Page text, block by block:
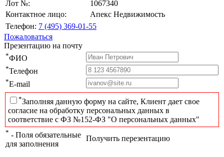
Лот №:
1067340
Контактное лицо:
Апекс Недвижимость
Телефон: 7 (495) 369-01-55
Пожаловаться
Презентацию на почту
*ФИО
*Телефон
*E-mail
*Заполняя данную форму на сайте, Клиент дает свое
согласие на обработку персональных данных в
соответствие с ФЗ №152-ФЗ "О персональных данных"
* - Поля обязательные
для заполнения
Получить перезентацию